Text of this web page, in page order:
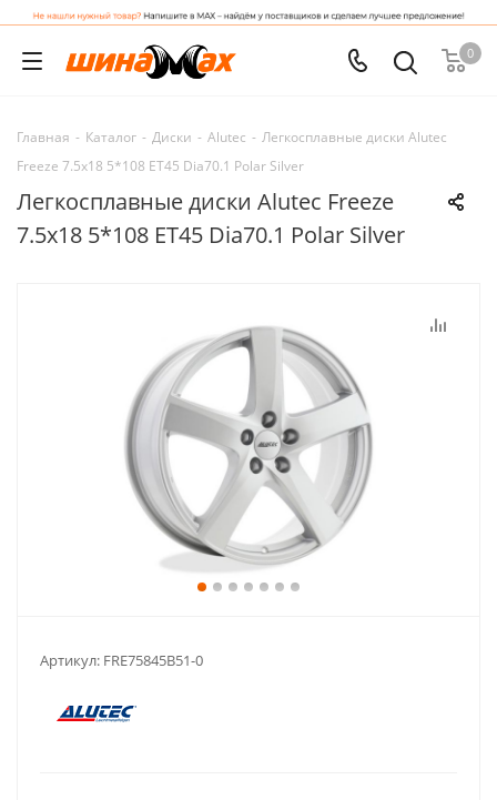
0
Главная - Каталог - Диски - Alutec - Легкосплавные диски Alutec
Freeze 7.5x18 5*108 ET45 Dia70.1 Polar Silver
Легкосплавные диски Alutec Freeze
7.5x18 5*108 ET45 Dia70.1 Polar Silver
Артикул: FRE75845B51-0